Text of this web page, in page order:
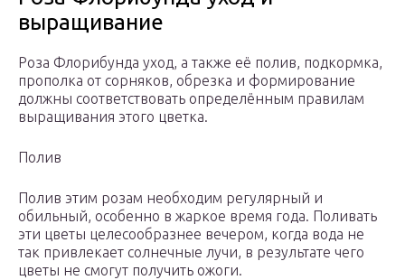
выращивание
Роза Флорибунда уход, а также её полив, подкормка,
прополка от сорняков, обрезка и формирование
должны соответствовать определённым правилам
выращивания этого цветка.
Полив
Полив этим розам необходим регулярный и
обильный, особенно в жаркое время года. Поливать
эти цветы целесообразнее вечером, когда вода не
так привлекает солнечные лучи, в результате чего
цветы не смогут получить ожоги.